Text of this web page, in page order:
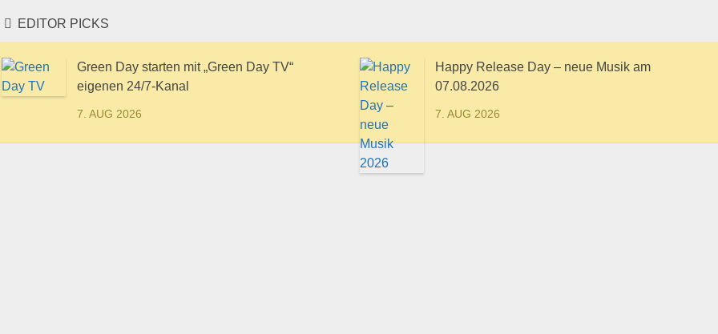
EDITOR PICKS
Green Day starten mit „Green Day TV“
eigenen 24/7-Kanal
7. AUG 2026
Happy Release Day – neue Musik am
07.08.2026
7. AUG 2026